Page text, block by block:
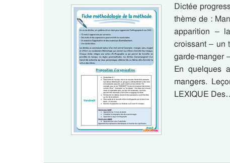
Dictée
thème de :
apparition –
croissant – un
garde-manger
En quelques
mangers.
LEXIQUE